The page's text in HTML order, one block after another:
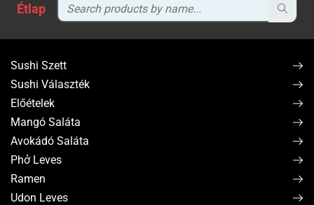
Étlap
Sushi Szett
Sushi Választék
Előételek
Mangó Saláta
Avokádó Saláta
Phở Leves
Ramen
Udon Leves